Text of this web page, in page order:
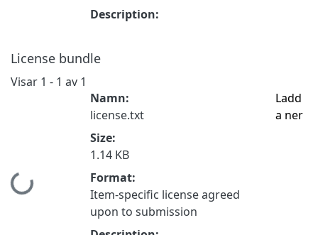
Description:
License bundle
Visar 1 - 1 av 1
Hämtar...
Namn:
license.txt
Size:
1.14 KB
Format:
Item-specific license agreed
upon to submission
Ladd
a ner